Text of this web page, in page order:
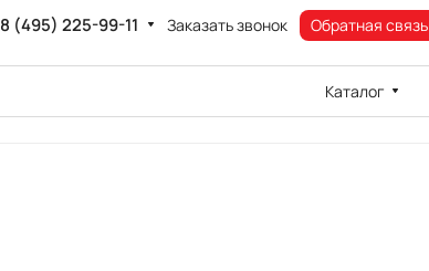
8 (495) 225-99-11 Заказать звонок Обратная связь
Каталог